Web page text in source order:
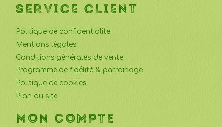
SERVICE CLIENT
Politique de confidentialite
Mentions légales
Conditions générales de vente
Programme de fidélité & parrainage
Politique de cookies
Plan du site
MON COMPTE